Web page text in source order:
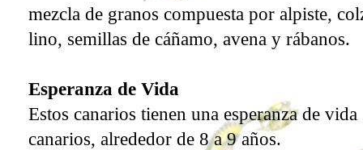
mezcla de granos compuesta por alpiste,
lino, semillas de cáñamo, avena y rábanos.
Esperanza de Vida
Estos canarios tienen una esperanza de
canarios, alrededor de 8 a 9 años.